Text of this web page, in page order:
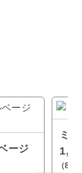
ージ
ミ
（